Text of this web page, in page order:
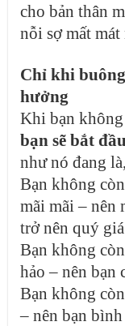
cho bản thân
nỗi sợ mất mát
Chỉ khi
hưởng
Khi bạn
bạn sẽ bắt
như nó đang
Bạn không
mãi mãi – nên
trở nên quý
Bạn không
hảo – nên bạn
Bạn không
– nên bạn